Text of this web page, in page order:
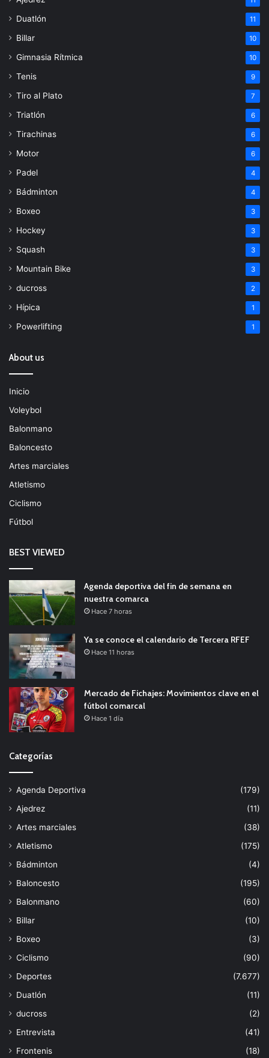
Duatlón 11
Billar 10
Gimnasia Rítmica 10
Tenis 9
Tiro al Plato 7
Triatlón 6
Tirachinas 6
Motor 6
Padel 4
Bádminton 4
Boxeo 3
Hockey 3
Squash 3
Mountain Bike 3
ducross 2
Hípica 1
Powerlifting 1
About us
Inicio
Voleybol
Balonmano
Baloncesto
Artes marciales
Atletismo
Ciclismo
Fútbol
BEST VIEWED
Agenda deportiva del fin de semana en
nuestra comarca
Hace 7 horas
Ya se conoce el calendario de Tercera RFEF
Hace 11 horas
Mercado de Fichajes: Movimientos clave en el
fútbol comarcal
Hace 1 día
Categorías
Agenda Deportiva
(179)
Ajedrez
(11)
Artes marciales
(38)
Atletismo
(175)
Bádminton
(4)
Baloncesto
(195)
Balonmano
(60)
Billar
(10)
Boxeo
(3)
Ciclismo
(90)
Deportes
(7.677)
Duatlón
(11)
ducross
(2)
Entrevista
(41)
Frontenis
(18)